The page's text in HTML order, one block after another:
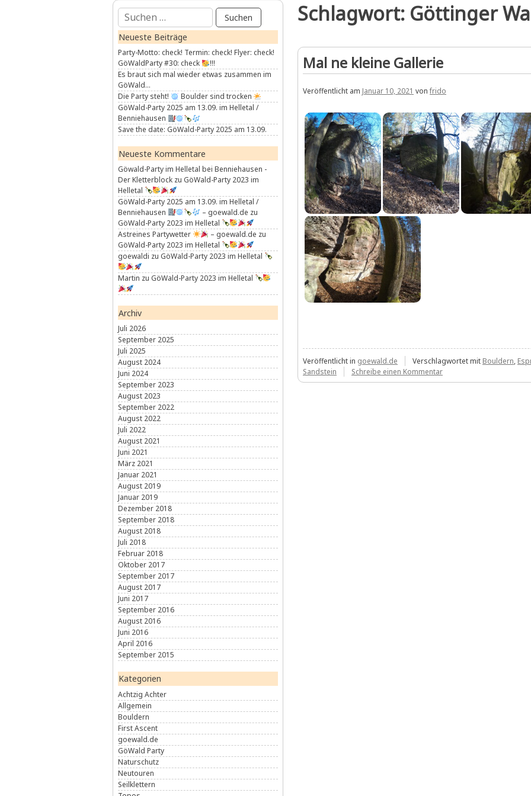
Schlagwort: Göttinger
Mal ne kleine Gallerie
Veröffentlicht am Januar 10, 2021 von frido
Veröffentlicht in goewald.de Verschlagwortet mit Bouldern,
Sandstein
Schreibe einen Kommentarzu
Mal
Suchen
nach:
Neueste Beiträge
Party-Motto: check! Termin: check! Flyer: check!
GöWaldParty #30: check
!!!
Es braut sich mal wieder etwas zusammen im
GöWald…
Die Party steht!
Boulder sind trocken
GöWald-Party 2025 am 13.09. im Helletal /
Benniehausen
Save the date: GöWald-Party 2025 am 13.09.
Neueste Kommentare
Göwald-Party im Helletal bei Benniehausen -
Der Kletterblock zu GöWald-Party 2023 im
Helletal
GöWald-Party 2025 am 13.09. im Helletal /
Benniehausen
– goewald.de zu
GöWald-Party 2023 im Helletal
Astreines Partywetter
– goewald.de zu
GöWald-Party 2023 im Helletal
goewaldi zu GöWald-Party 2023 im Helletal
Martin zu GöWald-Party 2023 im Helletal
Archiv
Juli 2026
September 2025
Juli 2025
August 2024
Juni 2024
September 2023
August 2023
September 2022
August 2022
Juli 2022
August 2021
Juni 2021
März 2021
Januar 2021
August 2019
Januar 2019
Dezember 2018
September 2018
August 2018
Juli 2018
Februar 2018
Oktober 2017
September 2017
August 2017
Juni 2017
September 2016
August 2016
Juni 2016
April 2016
September 2015
Kategorien
Achtzig Achter
Allgemein
Bouldern
First Ascent
goewald.de
GöWald Party
Naturschutz
Neutouren
Seilklettern